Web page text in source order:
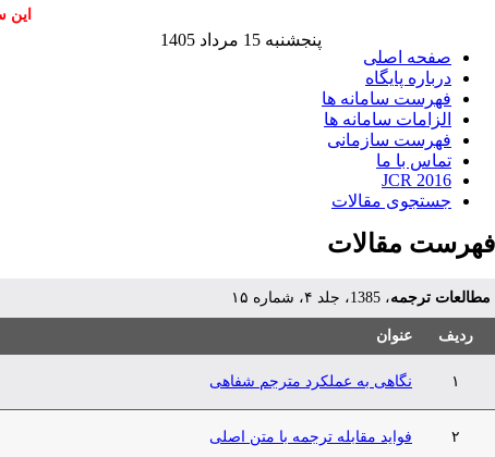
این
صفحه اصلی
درباره پایگاه
فهرست سامانه ها
الزامات سامانه ها
فهرست سازمانی
تماس با ما
JCR 2016
جستجوی مقالات
پنجشنبه 15 مرداد 1405
فهرست مقالات
مطالعات ترجمه، 1385، جلد ۴، شماره ۱۵
ردیف عنوان
۱ نگاهی به عملکرد مترجم شفاهی
۲ فواید مقابله ترجمه با متن اصلی